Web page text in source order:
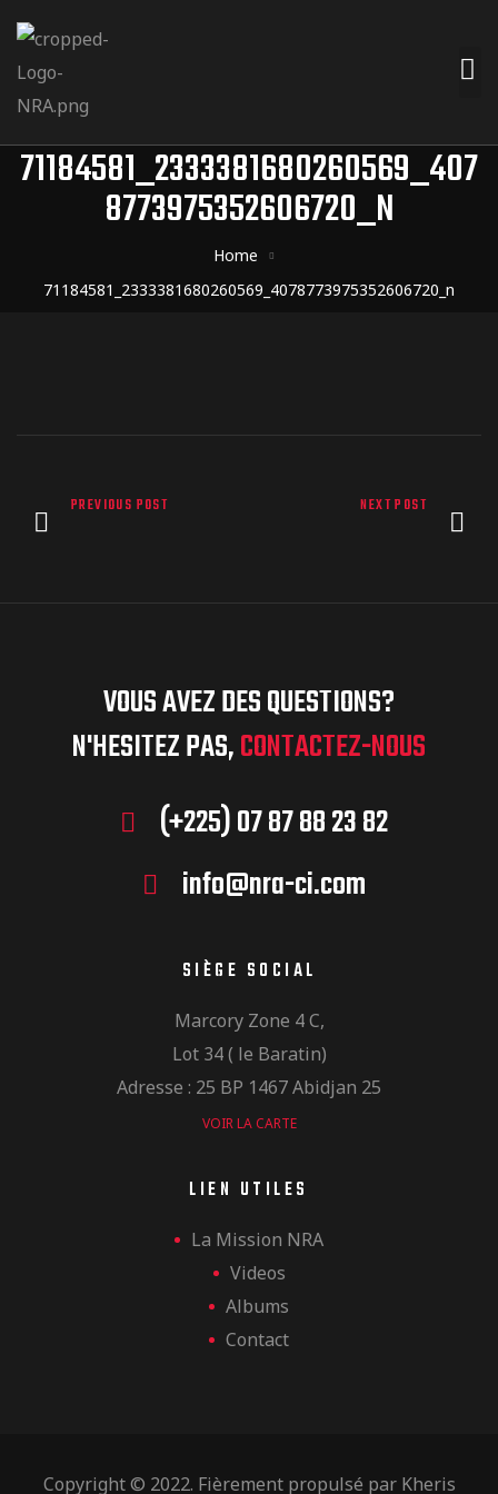
71184581_2333381680260569_407
8773975352606720_N
Home
71184581_2333381680260569_4078773975352606720_n
PREVIOUS POST NEXT POST
VOUS AVEZ DES QUESTIONS?
N'HESITEZ PAS,CONTACTEZ-NOUS
(+225) 07 87 88 23 82
info@nra-ci.com
SIÈGE SOCIAL
Marcory Zone 4 C,
Lot 34 ( le Baratin)
Adresse : 25 BP 1467 Abidjan 25
VOIR LA CARTE
LIEN UTILES
La Mission NRA
Videos
Albums
Contact
Copyright © 2022. Fièrement propulsé par Kheris